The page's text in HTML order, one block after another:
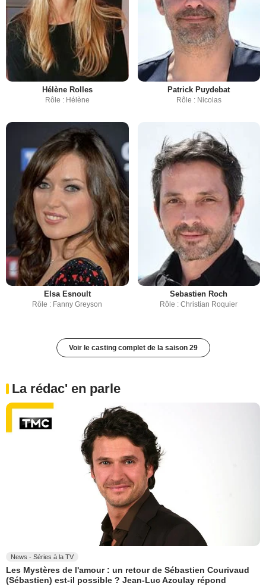
Hélène Rolles
Rôle : Hélène
Patrick Puydebat
Rôle : Nicolas
Elsa Esnoult
Rôle : Fanny Greyson
Sebastien Roch
Rôle : Christian Roquier
Voir le casting complet de la saison 29
La rédac' en parle
News - Séries à la TV
Les Mystères de l'amour : un retour de Sébastien Courivaud
(Sébastien) est-il possible ? Jean-Luc Azoulay répond